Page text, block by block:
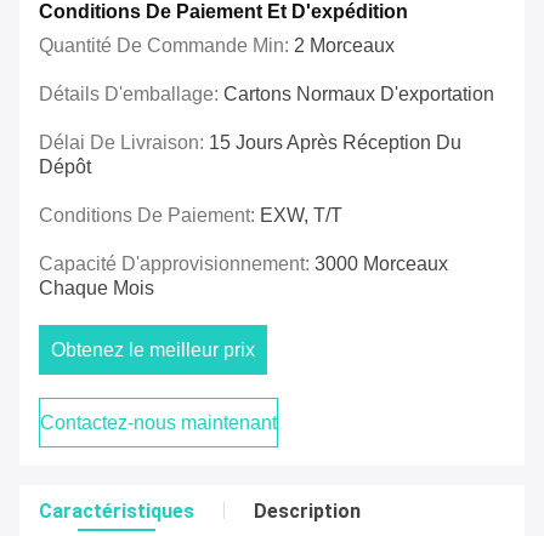
Conditions De Paiement Et D'expédition
Quantité De Commande Min: 2 Morceaux
Détails D'emballage: Cartons Normaux D'exportation
Délai De Livraison: 15 Jours Après Réception Du
Dépôt
Conditions De Paiement: EXW, T/T
Capacité D'approvisionnement: 3000 Morceaux
Chaque Mois
Obtenez le meilleur prix
Contactez-nous maintenant
Caractéristiques Description